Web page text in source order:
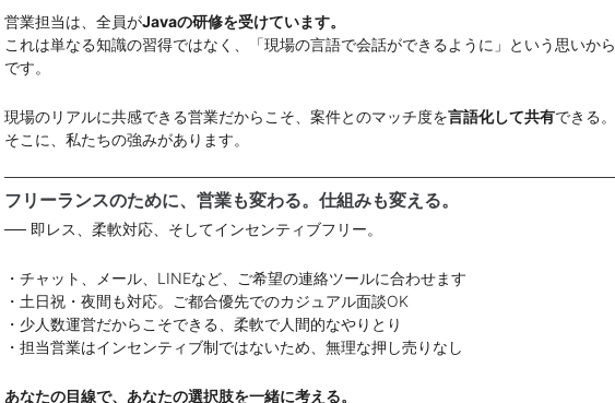
営業担当は、全員がJavaの研修を受けています。
これは単なる知識の習得ではなく、「現場の言語で会話ができるように」という思いか
です。
現場のリアルに共感できる営業だからこそ、案件とのマッチ度を言語化して共有できる。
そこに、私たちの強みがあります。
フリーランスのために、営業も変わる。仕組みも変える。
── 即レス、柔軟対応、そしてインセンティブフリー。
・チャット、メール、LINEなど、ご希望の連絡ツールに合わせます
・土日祝・夜間も対応。ご都合優先でのカジュアル面談OK
・少人数運営だからこそできる、柔軟で人間的なやりとり
・担当営業はインセンティブ制ではないため、無理な押し売りなし
あなたの目線で、あなたの選択肢を一緒に考える。